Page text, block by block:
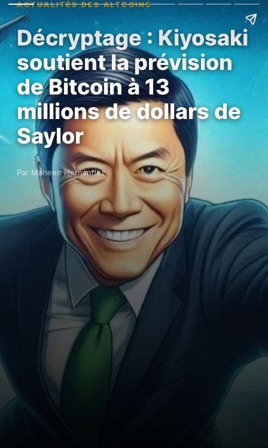
ACTUALITÉS DES ALTCOINS
Décryptage : Kiyosaki
soutient la prévision
de Bitcoin à 13
millions de dollars de
Saylor
Par Maheen Hernandez